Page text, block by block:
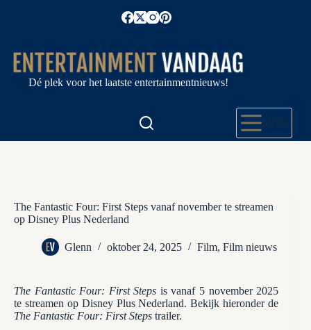
Dé plek voor het laatste entertainmentnieuws!
Menu
The Fantastic Four: First Steps vanaf november te streamen
op Disney Plus Nederland
Glenn oktober 24, 2025 Film, Film nieuws
The Fantastic Four: First Steps is vanaf 5 november 2025
te streamen op Disney Plus Nederland. Bekijk hieronder de
The Fantastic Four: First Steps trailer.